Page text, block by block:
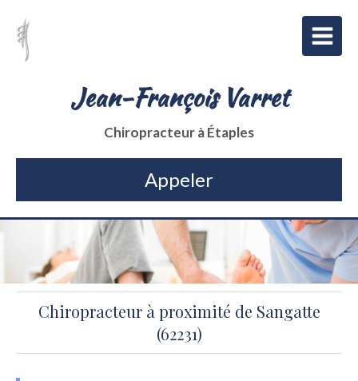
Jean-François Varret
Chiropracteur à Étaples
Appeler
Chiropracteur à proximité de Sangatte
(62231)